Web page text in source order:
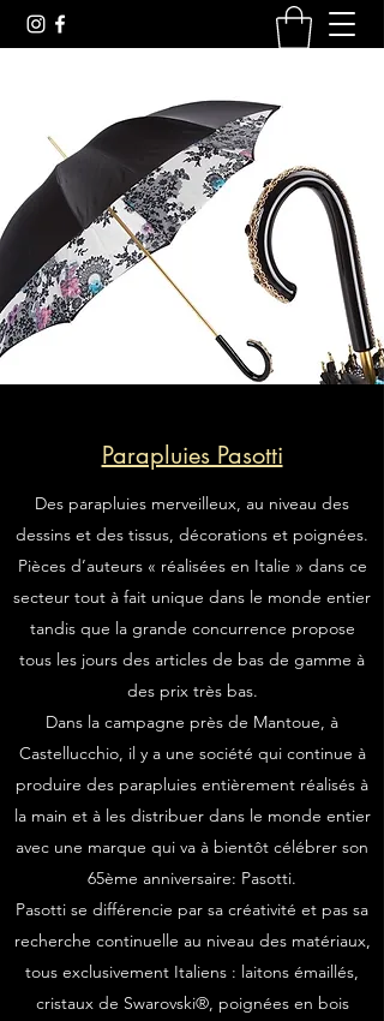
Parapluies Pasotti
Des parapluies merveilleux, au niveau des
dessins et des tissus, décorations et poignées.
Pièces d’auteurs « réalisées en Italie » dans ce
secteur tout à fait unique dans le monde entier
tandis que la grande concurrence propose
tous les jours des articles de bas de gamme à
des prix très bas.
Dans la campagne près de Mantoue, à
Castellucchio, il y a une société qui continue à
produire des parapluies entièrement réalisés à
la main et à les distribuer dans le monde entier
avec une marque qui va à bientôt célébrer son
65ème anniversaire: Pasotti.
Pasotti se différencie par sa créativité et pas sa
recherche continuelle au niveau des matériaux,
tous exclusivement Italiens : laitons émaillés,
cristaux de Swarovski®, poignées en bois